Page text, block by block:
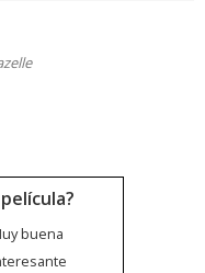
buena